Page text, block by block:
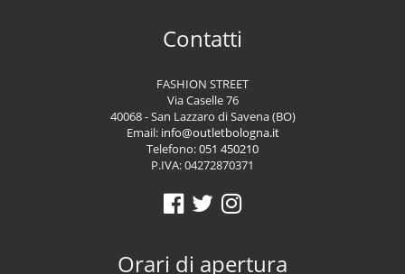
Contatti
FASHION STREET
Via Caselle 76
40068 - San Lazzaro di Savena (BO)
Email: info@outletbologna.it
Telefono:051 450210
P.IVA: 04272870371
Orari di apertura